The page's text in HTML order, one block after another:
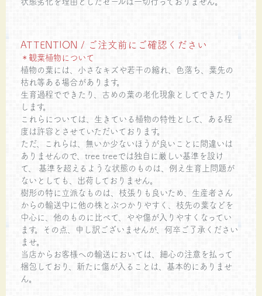
ATTENTION / ご注文前にご確認ください
＊観葉植物について
植物の葉には、小さなキズや若干の縮れ、色落ち、葉先の
枯れ等ある場合があります。
生育過程でできたり、古めの葉の老化現象としてできたり
します。
これらについては、生きている植物の特性として、ある程
度は許容とさせていただいております。
ただ、これらは、無いか少ないほうが良いことに間違いは
ありませんので、tree treeでは独自に厳しい基準を設け
て、 基準を超えるような状態のものは、例え生育上問題が
ないとしても、出荷しておりません。
樹形の特に立派なものは、枝張りも良いため、生産者さん
からの輸送中に他の株とぶつかりやすく、枝先の葉などを
中心に、他のものに比べて、やや傷が入りやすくなってい
ます。その点、申し訳ございませんが、何卒ご了承ください
ませ。
当店からお客様への輸送においては、細心の注意を払って
梱包しており、新たに傷が入ることは、基本的にありませ
ん。